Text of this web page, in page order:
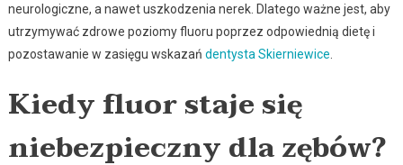
neurologiczne, a nawet uszkodzenia nerek. Dlatego ważne jest, aby
utrzymywać zdrowe poziomy fluoru poprzez odpowiednią dietę i
pozostawanie w zasięgu wskazań dentysta Skierniewice
Kiedy fluor staje się
niebezpieczny dla zębów?